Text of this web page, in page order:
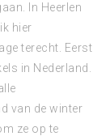
In Heerlen
hier
terecht. Eerst
in Nederland.
van de winter
ze op te